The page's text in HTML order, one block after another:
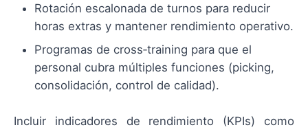
Rotación escalonada de turnos para reducir
horas extras y mantener rendimiento operativo.
Programas de cross‑training para que el
personal cubra múltiples funciones (picking,
consolidación, control de calidad).
Incluir indicadores de rendimiento (KPIs) como